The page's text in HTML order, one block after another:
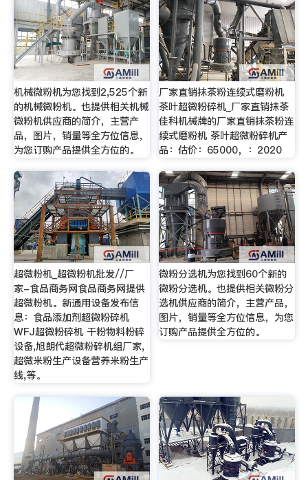
机械微粉机为您找到2,525个新
的机械微粉机。也提供相关机械
微粉机供应商的简介，主营产
品，图片，销量等全方位信息，
为您订购产品提供全方位的。
厂家直销抹茶粉连续式磨粉机
茶叶超微粉碎机_厂家直销抹茶
佳科机械牌的厂家直销抹茶粉连
续式磨粉机 茶叶超微粉碎机产
品：估价：65000，：2020
超微粉机_超微粉机批发//厂
家-食品商务网食品商务网提供
超微粉机。新通用设备发布信
息：食品添加剂超微粉碎机
WFJ超微粉碎机 干粉物料粉碎
设备,旭朗代超微粉碎机组厂家,
超微米粉生产设备营养米粉生产
线,等。
微粉分选机为您找到60个新的
微粉分选机。也提供相关微粉分
选机供应商的简介，主营产品，
图片，销量等全方位信息，为您
订购产品提供全方位的。